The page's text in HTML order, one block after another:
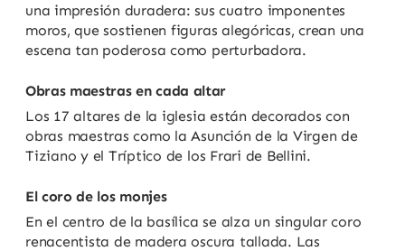
una impresión duradera: sus cuatro imponentes
moros, que sostienen figuras alegóricas, crean una
escena tan poderosa como perturbadora.
Obras maestras en cada altar
Los 17 altares de la iglesia están decorados con
obras maestras como la Asunción de la Virgen de
Tiziano y el Tríptico de los Frari de Bellini.
El coro de los monjes
En el centro de la basílica se alza un singular coro
renacentista de madera oscura tallada. Las